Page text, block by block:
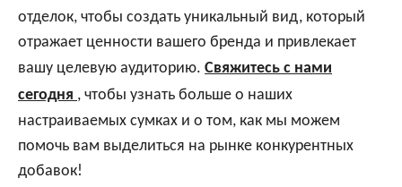
отделок, чтобы создать уникальный вид, который
отражает ценности вашего бренда и привлекает
вашу целевую аудиторию. Свяжитесь с нами
сегодня , чтобы узнать больше о наших
настраиваемых сумках и о том, как мы можем
помочь вам выделиться на рынке конкурентных
добавок!